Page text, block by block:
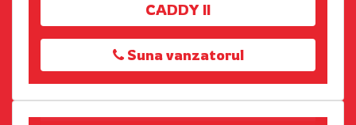
CADDY II
Suna vanzatorul